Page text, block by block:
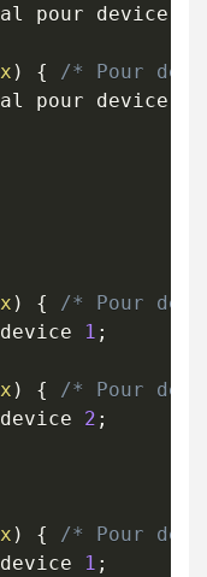
pour device
) {
/* Pour
pour device
) {
/* Pour
1 ;
) {
/* Pour
2 ;
) {
/* Pour
1 ;